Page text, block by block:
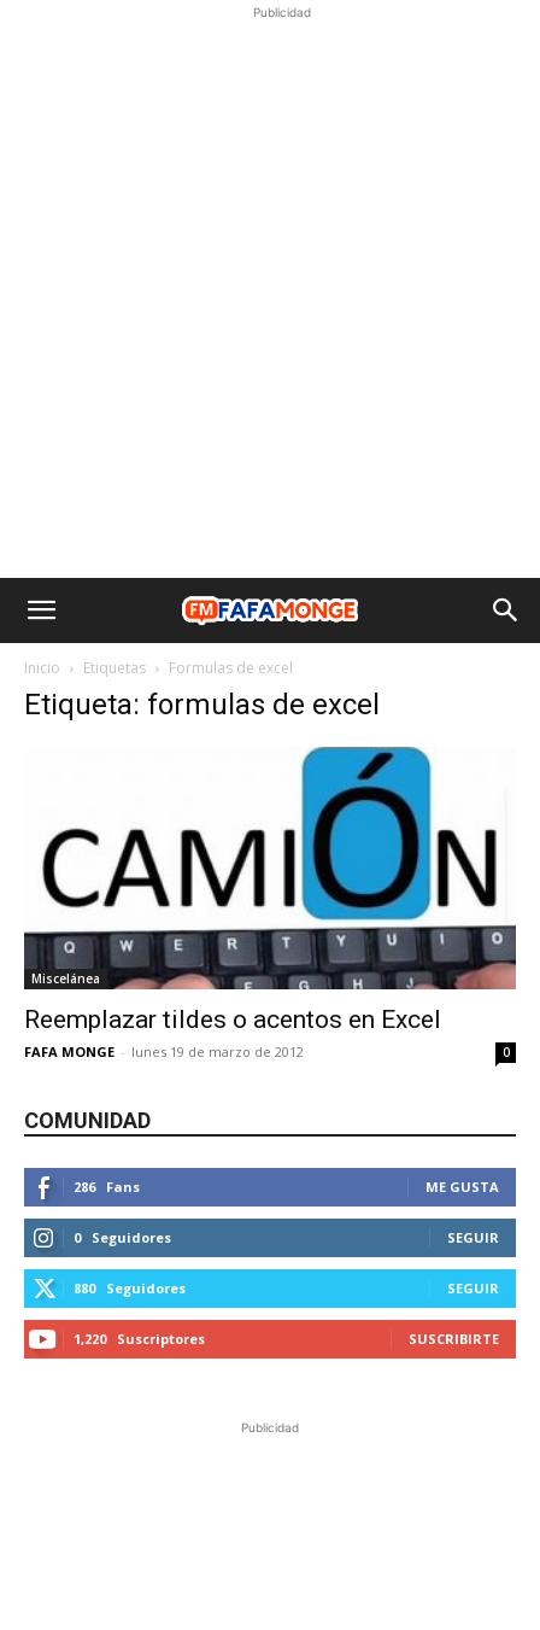
Publicidad
Inicio Etiquetas Formulas de excel
Etiqueta: formulas de excel
Miscelánea
Reemplazar tildes o acentos en Excel
FAFA MONGE - lunes 19 de marzo de 2012 0
COMUNIDAD
286 Fans ME GUSTA
0 Seguidores SEGUIR
880 Seguidores SEGUIR
1,220 Suscriptores SUSCRIBIRTE
Publicidad